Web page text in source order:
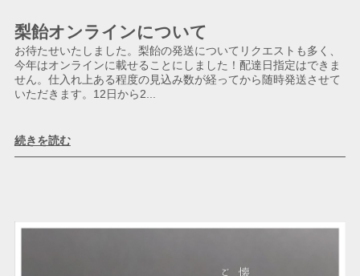
梨飴オンラインについて
お待たせいたしました。梨飴の発送についてリクエストも多く、
今年はオンラインに載せることにしました！配達日指定はできま
せん。仕入れ上ある程度の見込み数が経ってから随時発送させて
いただきます。12日から2...
続きを読む